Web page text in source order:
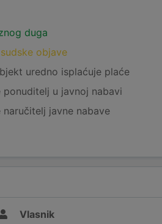
duga
objave
uredno isplaćuje plaće
ponuditelj u javnoj nabavi
naručitelj javne nabave
Vlasnik